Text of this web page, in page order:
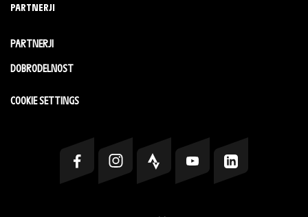
PARTNERJI
PARTNERJI
DOBRODELNOST
COOKIE SETTINGS